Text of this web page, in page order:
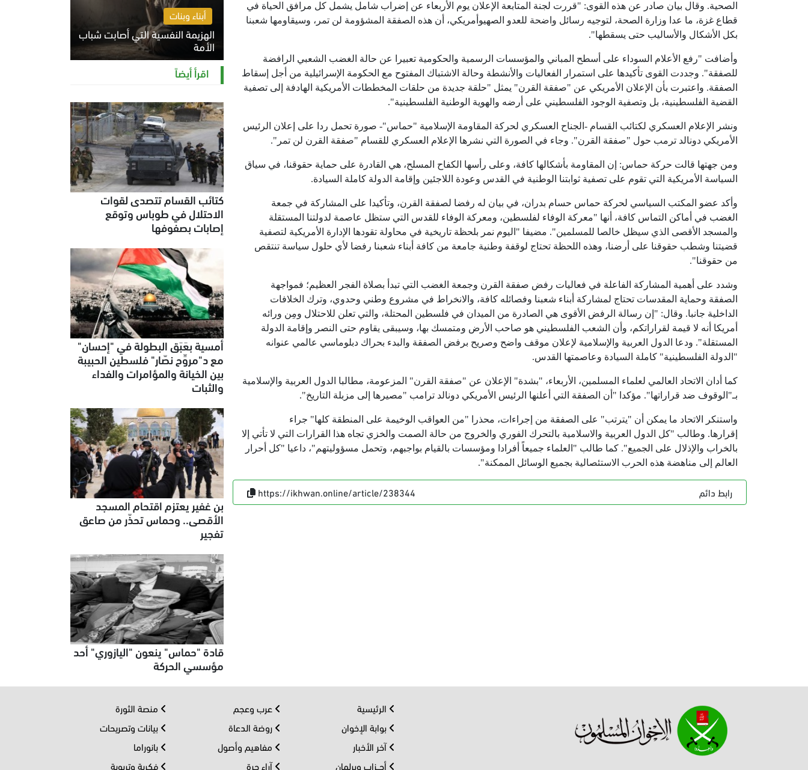
الصحية. وقال بيان صادر عن هذه القوى: "قررت لجنة المتابعة الإعلان يوم الأربعاء عن إضراب شامل يشمل كل مرافق الحياة في
قطاع غزة، ما عدا وزارة الصحة، لتوجيه رسائل واضحة للعدو الصهيوأمريكي، أن هذه الصفقة المشؤومة لن تمر، وسيقاومها شعبنا
بكل الأشكال والأساليب حتى يسقطها".
وأضافت "رفع الأعلام السوداء على أسطح المباني والمؤسسات الرسمية والحكومية تعبيرا عن حالة الغضب الشعبي الرافضة
للصفقة". وجددت القوى تأكيدها على استمرار الفعاليات والأنشطة وحالة الاشتباك المفتوح مع الحكومة الإسرائيلية من أجل إسقاط
الصفقة. واعتبرت بأن الإعلان الأمريكي عن "صفقة القرن" يمثل "حلقة جديدة من حلقات المخططات الأمريكية الهادفة إلى تصفية
القضية الفلسطينية، بل وتصفية الوجود الفلسطيني على أرضه والهوية الوطنية الفلسطينية".
ونشر الإعلام العسكري لكتائب القسام -الجناح العسكري لحركة المقاومة الإسلامية "حماس"- صورة تحمل ردا على إعلان الرئيس
الأمريكي دونالد ترمب حول "صفقة القرن". وجاء في الصورة التي نشرها الإعلام العسكري للقسام "صفقة القرن لن تمر".
ومن جهتها قالت حركة حماس: إن المقاومة بأشكالها كافة، وعلى رأسها الكفاح المسلح، هي القادرة على حماية حقوقنا، في سياق
السياسة الأمريكية التي تقوم على تصفية ثوابتنا الوطنية في القدس وعودة اللاجئين وإقامة الدولة كاملة السيادة.
وأكد عضو المكتب السياسي لحركة حماس حسام بدران، في بيان له رفضا لصفقة القرن، وتأكيدا على المشاركة في جمعة
الغضب في أماكن التماس كافة، أنها "معركة الوفاء لفلسطين، ومعركة الوفاء للقدس التي ستظل عاصمة لدولتنا المستقلة
والمسجد الأقصى الذي سيظل خالصا للمسلمين". مضيفا "اليوم نمر بلحظة تاريخية في محاولة تقودها الإدارة الأمريكية لتصفية
قضيتنا وشطب حقوقنا على أرضنا، وهذه اللحظة تحتاج لوقفة وطنية جامعة من كافة أبناء شعبنا رفضا لأي حلول سياسة تنتقص
من حقوقنا".
وشدد على أهمية المشاركة الفاعلة في فعاليات رفض صفقة القرن وجمعة الغضب التي تبدأ بصلاة الفجر العظيم؛ فمواجهة
الصفقة وحماية المقدسات تحتاج لمشاركة أبناء شعبنا وفصائله كافة، والانخراط في مشروع وطني وحدوي، وترك الخلافات
الداخلية جانبا. وقال: "إن رسالة الرفض الأقوى هي الصادرة من الميدان في فلسطين المحتلة، والتي تعلن للاحتلال ومِن ورائه
أمريكا أنه لا قيمة لقراراتكم، وأن الشعب الفلسطيني هو صاحب الأرض ومتمسك بها، وسيبقى يقاوم حتى النصر وإقامة الدولة
المستقلة". ودعا الدول العربية والإسلامية لإعلان موقف واضح وصريح برفض الصفقة والبدء بحراك دبلوماسي عالمي عنوانه
"الدولة الفلسطينية" كاملة السيادة وعاصمتها القدس.
كما أدان الاتحاد العالمي لعلماء المسلمين، الأربعاء، "بشدة" الإعلان عن "صفقة القرن" المزعومة، مطالبا الدول العربية والإسلامية
بـ"الوقوف ضد قراراتها". مؤكدا "أن الصفقة التي أعلنها الرئيس الأمريكي دونالد ترامب "مصيرها إلى مزبلة التاريخ".
واستنكر الاتحاد ما يمكن أن "يترتب" على الصفقة من إجراءات، محذرا "من العواقب الوخيمة على المنطقة كلها" جراء
إقرارها. وطالب "كل الدول العربية والاسلامية بالتحرك الفوري والخروج من حالة الصمت والخزي تجاه هذا القرارات التي لا تأتي إلا
بالخراب والإذلال على الجميع". كما طالب "العلماء جميعاً أفرادا ومؤسسات بالقيام بواجبهم، وتحمل مسؤوليتهم"، داعيا "كل أحرار
العالم إلى مناهضة هذه الحرب الاستئصالية بجميع الوسائل الممكنة".
رابط دائم https://ikhwan.online/article/238344
أبناء وبنات
الهزيمة النفسية التي أصابت شباب
الأمة
الخميس 6 أغسطس 2026 11:12 ص
اقرأ أيضاً
كتائب القسام تتصدى لقوات
الاحتلال في طوباس وتوقع
إصابات بصفوفها
أمسية بعَبَق البطولة في "إحسان"
مع د"مروِّح نصّار" فلسطين الحبيبة
بين الخيانة والمؤامرات والفداء
والثبات
بن غفير يعتزم اقتحام المسجد
الأقصى.. وحماس تحذّر من صاعق
تفجير
قادة "حماس" ينعون "اليازوري" أحد
مؤسسي الحركة
الرئيسية
بوابة الإخوان
آخر الأخبار
أحــزاب وبرلمان
عرب وعجم
روضة الدعاة
مفاهيم وأصول
آراء حرة
منصة الثورة
بيانات وتصريحات
بانوراما
فكرية وتربوية